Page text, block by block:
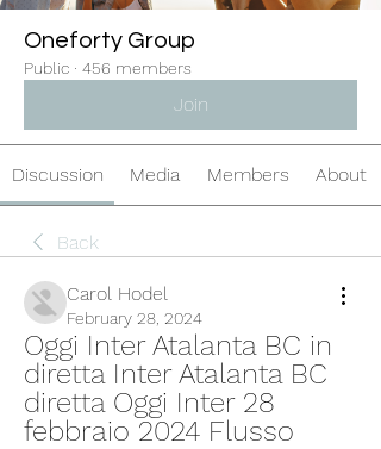
Oneforty Group
Public · 456 members
Join
Discussion Media Members About
Back
Carol Hodel
February 28, 2024
Oggi Inter Atalanta BC in
diretta Inter Atalanta BC
diretta Oggi Inter 28
febbraio 2024 Flusso